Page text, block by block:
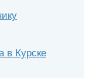
в Курске